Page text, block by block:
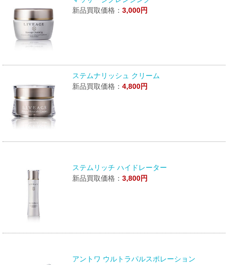
新品買取価格：3,000円
ステムナリッシュ クリーム
新品買取価格：4,800円
ステムリッチ ハイドレーター
新品買取価格：3,800円
アントワ ウルトラパルスポレーション